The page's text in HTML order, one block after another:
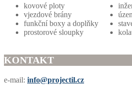
kovové ploty
vjezdové brány
funkční boxy a doplňky
prostorové sloupky
KONTAKT
e-mail: info@projectil.cz